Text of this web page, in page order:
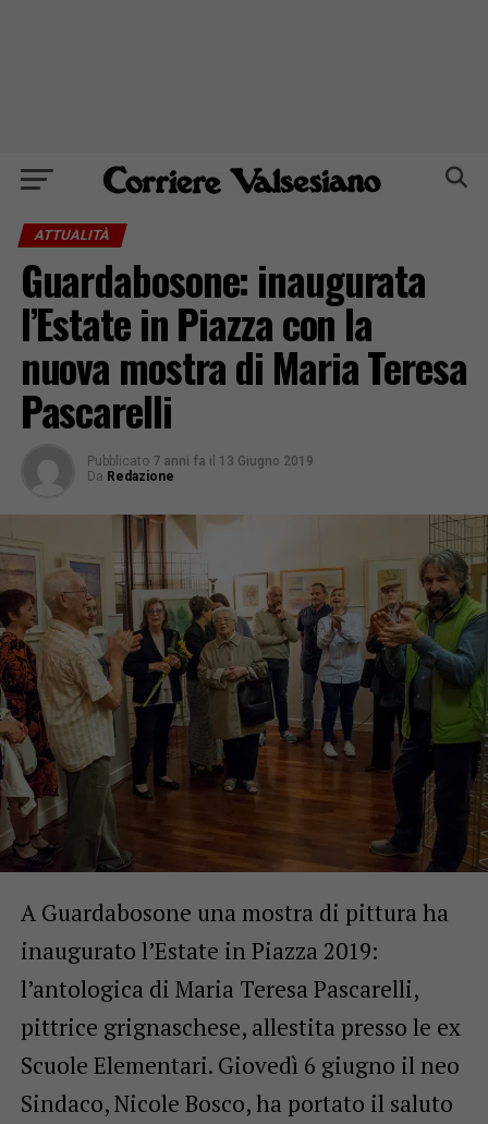
ATTUALITÀ
Guardabosone: inaugurata
l’Estate in Piazza con la
nuova mostra di Maria Teresa
Pascarelli
Pubblicato 7 anni fa il 13 Giugno 2019
Da Redazione
A Guardabosone una mostra di pittura ha
inaugurato l’Estate in Piazza 2019:
l’antologica di Maria Teresa Pascarelli,
pittrice grignaschese, allestita presso le ex
Scuole Elementari. Giovedì 6 giugno il neo
Sindaco, Nicole Bosco, ha portato il saluto